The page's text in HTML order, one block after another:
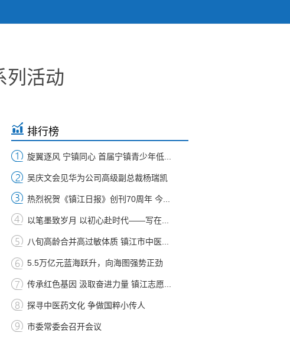
列活动
排行榜
旋翼逐风 宁镇同心 首届宁镇青少年低...
吴庆文会见华为公司高级副总裁杨瑞凯
热烈祝贺《镇江日报》创刊70周年 今...
以笔墨致岁月 以初心赴时代——写在...
八旬高龄合并高过敏体质 镇江市中医...
5.5万亿元蓝海跃升，向海图强势正劲
传承红色基因 汲取奋进力量 镇江志愿...
探寻中医药文化 争做国粹小传人
市委常委会召开会议